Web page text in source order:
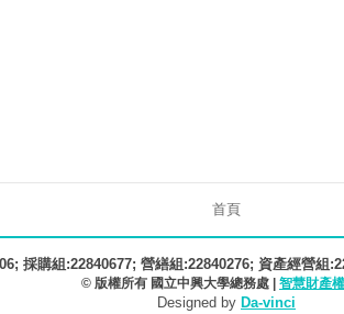
首頁
採購組:22840677; 營繕組:22840276; 資產經營組
© 版權所有 國立中興大學總務處 | 智慧財產
Designed by Da-vinci